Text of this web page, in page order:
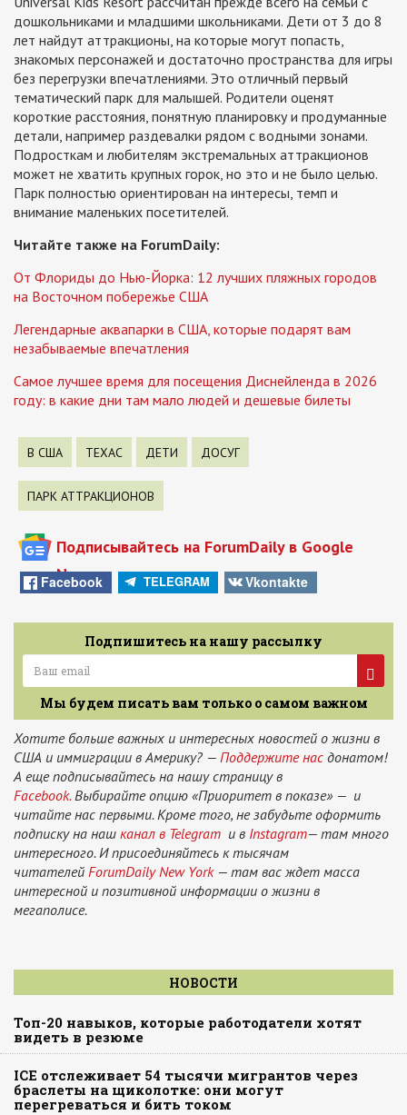
дошкольниками и младшими школьниками. Дети от 3 до 8
лет найдут аттракционы, на которые могут попасть,
знакомых персонажей и достаточно пространства для игры
без перегрузки впечатлениями. Это отличный первый
тематический парк для малышей. Родители оценят
короткие расстояния, понятную планировку и продуманные
детали, например раздевалки рядом с водными зонами.
Подросткам и любителям экстремальных аттракционов
может не хватить крупных горок, но это и не было целью.
Парк полностью ориентирован на интересы, темп и
внимание маленьких посетителей.
Читайте также на ForumDaily:
От Флориды до Нью-Йорка: 12 лучших пляжных городов
на Восточном побережье США
Легендарные аквапарки в США, которые подарят вам
незабываемые впечатления
Самое лучшее время для посещения Диснейленда в 2026
году: в какие дни там мало людей и дешевые билеты
В США ТЕХАС ДЕТИ ДОСУГ
ПАРК АТТРАКЦИОНОВ
Подписывайтесь на ForumDaily в Google
News
Facebook TELEGRAM Vkontakte
Подпишитесь на нашу рассылку
Мы будем писать вам только о самом важном
Хотите больше важных и интересных новостей о жизни в
США и иммиграции в Америку? — Поддержите нас донатом!
А еще подписывайтесь на нашу страницу в
Facebook.Выбирайте опцию «Приоритет в показе» — и
читайте нас первыми. Кроме того, не забудьте оформить
подписку на наш канал в Telegram и в Instagram— там много
интересного. И присоединяйтесь к тысячам
читателей ForumDaily New York— там вас ждет масса
интересной и позитивной информации о жизни в
мегаполисе.
НОВОСТИ
Топ-20 навыков, которые работодатели хотят
видеть в резюме
ICE отслеживает 54 тысячи мигрантов через
браслеты на щиколотке: они могут
перегреваться и бить током